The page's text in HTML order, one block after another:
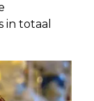
in totaal